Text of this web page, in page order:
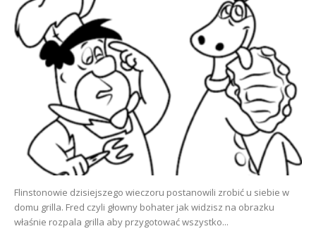
Flinstonowie dzisiejszego wieczoru postanowili zrobić u siebie w
domu grilla. Fred czyli głowny bohater jak widzisz na obrazku
właśnie rozpala grilla aby przygotować wszystko...